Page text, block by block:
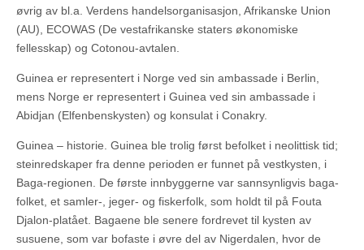
øvrig av bl.a. Verdens handelsorganisasjon, Afrikanske Union
(AU), ECOWAS (De vestafrikanske staters økonomiske
fellesskap) og Cotonou-avtalen.
Guinea er representert i Norge ved sin ambassade i Berlin,
mens Norge er representert i Guinea ved sin ambassade i
Abidjan (Elfenbenskysten) og konsulat i Conakry.
Guinea – historie. Guinea ble trolig først befolket i neolittisk tid;
steinredskaper fra denne perioden er funnet på vestkysten, i
Baga-regionen. De første innbyggerne var sannsynligvis baga-
folket, et samler-, jeger- og fiskerfolk, som holdt til på Fouta
Djalon-platået. Bagaene ble senere fordrevet til kysten av
susuene, som var bofaste i øvre del av Nigerdalen, hvor de